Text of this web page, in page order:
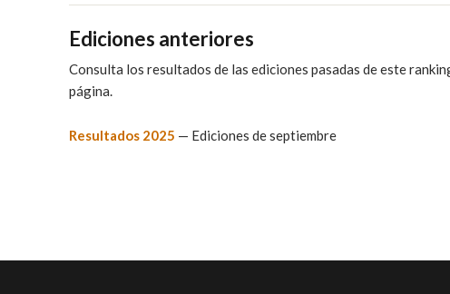
Ediciones anteriores
Consulta los resultados de las ediciones pasadas de este
página.
Resultados 2025 — Ediciones de septiembre